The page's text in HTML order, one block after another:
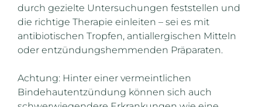
durch gezielte Untersuchungen feststellen und
die richtige Therapie einleiten – sei es mit
antibiotischen Tropfen, antiallergischen Mitteln
oder entzündungshemmenden Präparaten.
Achtung: Hinter einer vermeintlichen
Bindehautentzündung können sich auch